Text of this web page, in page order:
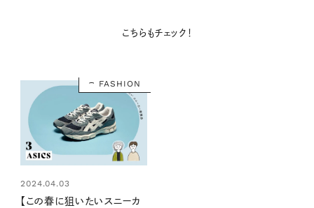
こちらもチェック！
FASHION
2024.04.03
【この春に狙いたいスニーカ